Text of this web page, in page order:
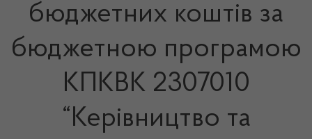
бюджетних коштів за
бюджетною програмою
КПКВК 2307010
“Керівництво та